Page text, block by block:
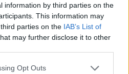
information by third parties on the
This information may
parties on the IAB’s List of
may further disclose it to other
app uses one or more Google
Opt Outs
Partridge, 17